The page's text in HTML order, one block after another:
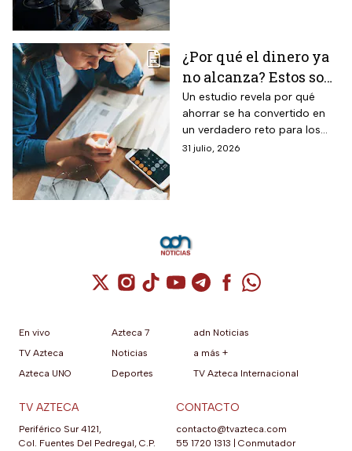
¿Por qué el dinero ya
no alcanza? Estos son
los gastos que más
impactan a los
mexicanos
Un estudio revela por qué
ahorrar se ha convertido en
un verdadero reto para los
mexicanos.
31 julio, 2026
Cuenta de X / Twitter (se abre en una
Cuenta de Instagram (se abre en una
Cuenta de TikTok (se abre en
Cuenta de YouTube (se abre
Cuenta de Telegram (se
Cuenta de
Cuenta de
En vivo
TV Azteca
Azteca UNO
Azteca 7
Noticias
Deportes
adn Noticias
a más +
TV Azteca Internacional
TV AZTECA
Periférico Sur 4121,
Col. Fuentes Del Pedregal, C.P.
CONTACTO
contacto@tvazteca.com
55 1720 1313
Conmutador